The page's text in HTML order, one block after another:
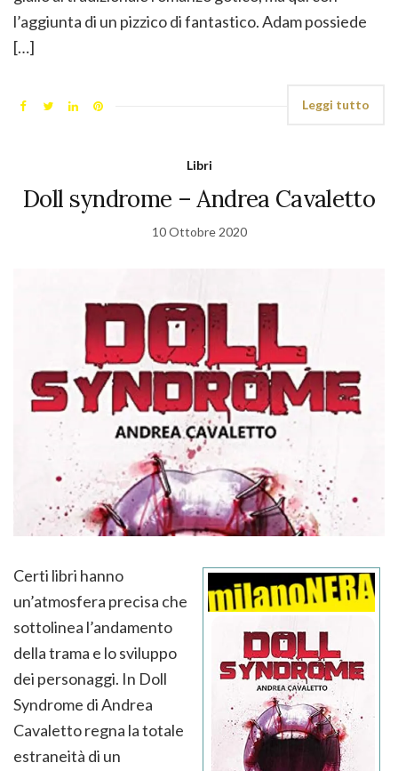
l’aggiunta di un pizzico di fantastico. Adam possiede
[…]
Leggi tutto
Libri
Doll syndrome – Andrea Cavaletto
10 Ottobre 2020
Certi libri hanno
un’atmosfera precisa che
sottolinea l’andamento
della trama e lo sviluppo
dei personaggi. In Doll
Syndrome di Andrea
Cavaletto regna la totale
estraneità di un